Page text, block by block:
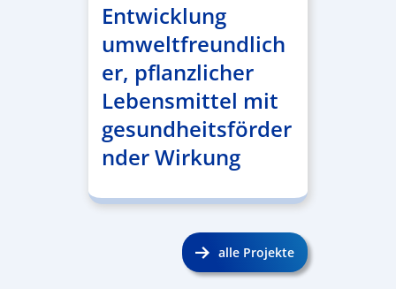
Entwicklung
umweltfreundlich
er, pflanzlicher
Lebensmittel mit
gesundheitsförder
nder Wirkung
alle Projekte